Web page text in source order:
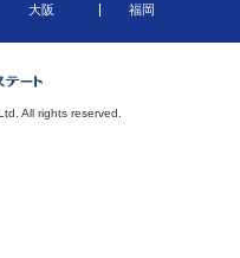
大阪 福岡
All rights reserved.